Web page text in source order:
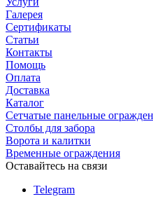
Галерея
Сертификаты
Статьи
Контакты
Помощь
Оплата
Доставка
Каталог
Сетчатые панельные
Столбы для забора
Ворота и калитки
Временные ограждения
Оставайтесь на связи
Telegram